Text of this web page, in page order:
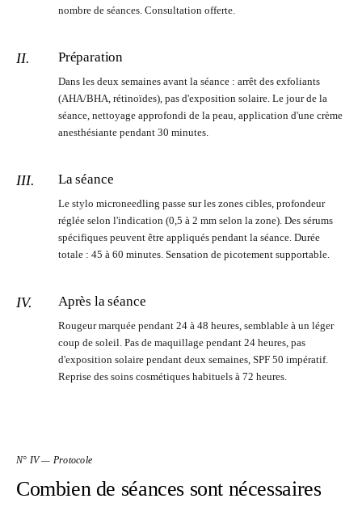
nombre de séances. Consultation offerte.
II. Préparation
Dans les deux semaines avant la séance : arrêt des exfoliants
(AHA/BHA, rétinoïdes), pas d'exposition solaire. Le jour de la
séance, nettoyage approfondi de la peau, application d'une crème
anesthésiante pendant 30 minutes.
III. La séance
Le stylo microneedling passe sur les zones cibles, profondeur
réglée selon l'indication (0,5 à 2 mm selon la zone). Des sérums
spécifiques peuvent être appliqués pendant la séance. Durée
totale : 45 à 60 minutes. Sensation de picotement supportable.
IV. Après la séance
Rougeur marquée pendant 24 à 48 heures, semblable à un léger
coup de soleil. Pas de maquillage pendant 24 heures, pas
d'exposition solaire pendant deux semaines, SPF 50 impératif.
Reprise des soins cosmétiques habituels à 72 heures.
N° IV — Protocole
Combien de séances sont nécessaires